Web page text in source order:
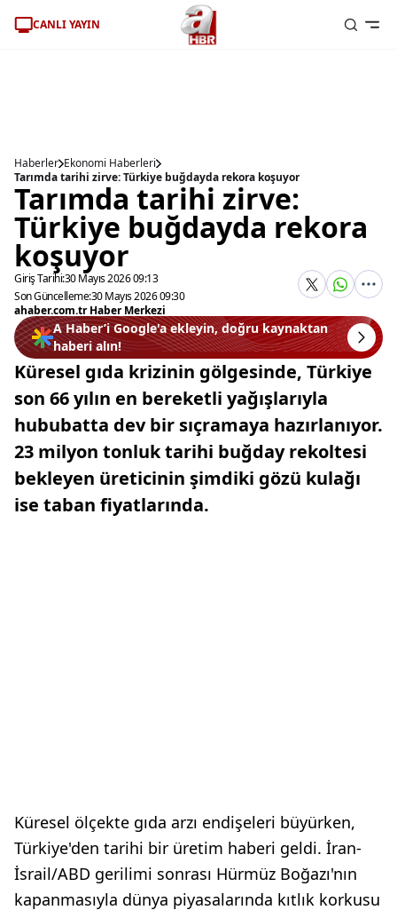
CANLI YAYIN
Haberler Ekonomi Haberleri
Tarımda tarihi zirve: Türkiye buğdayda rekora koşuyor
Tarımda tarihi zirve:
Türkiye buğdayda rekora
koşuyor
Giriş Tarihi:30 Mayıs 2026 09:13
Son Güncelleme:30 Mayıs 2026 09:30
ahaber.com.tr Haber Merkezi
A Haber’i Google'a ekleyin, doğru kaynaktan
haberi alın!
Küresel gıda krizinin gölgesinde, Türkiye
son 66 yılın en bereketli yağışlarıyla
hububatta dev bir sıçramaya hazırlanıyor.
23 milyon tonluk tarihi buğday rekoltesi
bekleyen üreticinin şimdiki gözü kulağı
ise taban fiyatlarında.
Küresel ölçekte gıda arzı endişeleri büyürken,
Türkiye'den tarihi bir üretim haberi geldi. İran-
İsrail/ABD gerilimi sonrası Hürmüz Boğazı'nın
kapanmasıyla dünya piyasalarında kıtlık korkusu